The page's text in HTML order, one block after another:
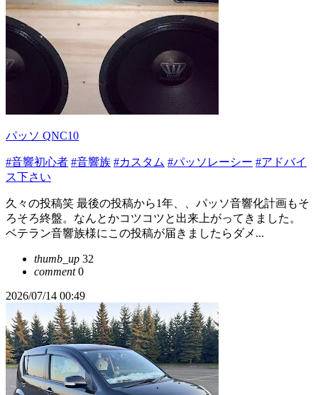
パッソ QNC10
#音響初心者 #音響族 #カスタム #パッソレーシー #アドバイ
ス下さい
久々の投稿笑 最後の投稿から1年、、パッソ音響化計画もそ
ろそろ終盤。なんとかコツコツと出来上がってきました。
ベテラン音響族様にこの投稿が届きましたらダメ...
thumb_up 32
comment0
2026/07/14 00:49